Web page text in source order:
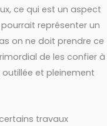
ce qui est un aspect
représenter un
on ne doit prendre ce
de les confier à
et pleinement
travaux